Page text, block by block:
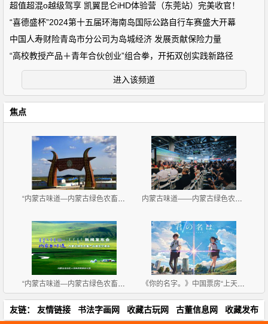
超值超混o越级驾享 凯翼昆仑iHD体验营（东莞站）完美收官！
“喜德盛杯”2024第十五届环海南岛国际公路自行车赛盛大开幕
中国人寿财险青岛市分公司为岛城经济 发展贡献保险力量
“高校教授产品＋青年合伙创业”组合拳，开拓双创实践新路径
进入该频道
焦点
“内蒙古味道—内蒙古绿色农畜产品览交易会”11月2-4 内蒙古味道——内蒙古绿色农畜产品展览交易会 广州开
“内蒙古味道—内蒙古绿色农畜产品 展览交易会”新闻 《你的名字。》中国票房“上天了”：有网友居然连看8
友链： 友情链接 书法字画网 收藏古玩网 古董信息网 收藏发布